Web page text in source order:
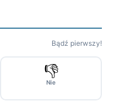
Bądź pierwszy!
👎
Nie